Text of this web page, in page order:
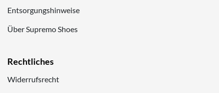
Entsorgungshinweise
Über Supremo Shoes
Rechtliches
Widerrufsrecht